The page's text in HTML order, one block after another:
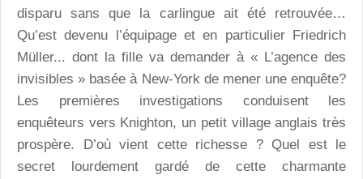
disparu sans que la carlingue ait été retrouvée…
Qu’est devenu l’équipage et en particulier Friedrich
Müller... dont la fille va demander à « L’agence des
invisibles » basée à New-York de mener une enquête?
Les premières investigations conduisent les
enquêteurs vers Knighton, un petit village anglais très
prospère. D’où vient cette richesse ? Quel est le
secret lourdement gardé de cette charmante